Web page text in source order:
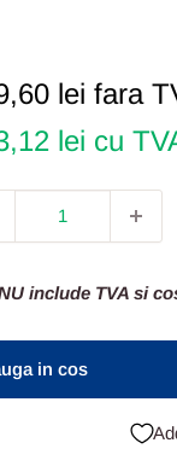
lei fara
lei cu
include TVA si
in cos